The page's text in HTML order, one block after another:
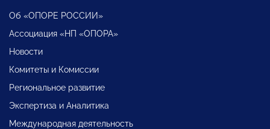
Об «ОПОРЕ РОССИИ»
Ассоциация «НП «ОПОРА»
Новости
Комитеты и Комиссии
Региональное развитие
Экспертиза и Аналитика
Международная деятельность